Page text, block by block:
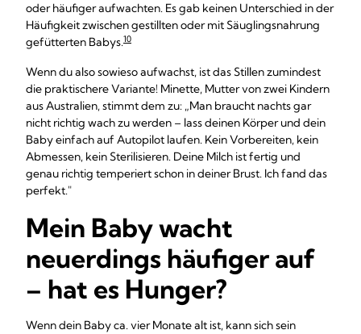
oder häufiger aufwachten. Es gab keinen Unterschied in der
Häufigkeit zwischen gestillten oder mit Säuglingsnahrung
gefütterten Babys.10
Wenn du also sowieso aufwachst, ist das Stillen zumindest
die praktischere Variante! Minette, Mutter von zwei Kindern
aus Australien, stimmt dem zu: „Man braucht nachts gar
nicht richtig wach zu werden – lass deinen Körper und dein
Baby einfach auf Autopilot laufen. Kein Vorbereiten, kein
Abmessen, kein Sterilisieren. Deine Milch ist fertig und
genau richtig temperiert schon in deiner Brust. Ich fand das
perfekt."
Mein Baby wacht
neuerdings häufiger auf
– hat es Hunger?
Wenn dein Baby ca. vier Monate alt ist, kann sich sein